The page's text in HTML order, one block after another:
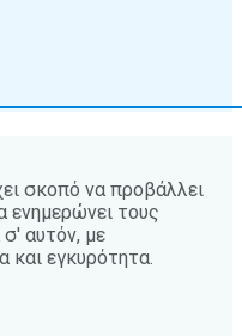
σκοπό να προβάλλει
ενημερώνει τους
αυτόν, με
και εγκυρότητα.